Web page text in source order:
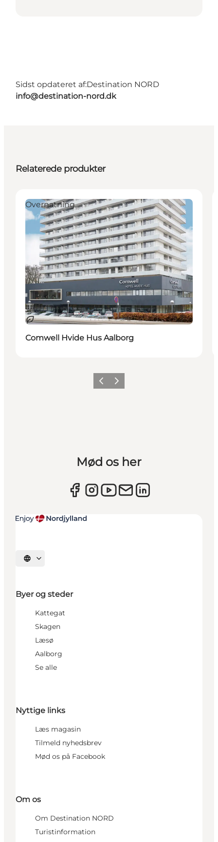
Sidst opdateret af:Destination NORD
info@destination-nord.dk
Relaterede produkter
Bæredygtige oplevelser
Overnatning
Comwell Hvide Hus Aalborg
ForrigeNæste
Mød os her
Vælg sprog
Byer og steder
Kattegat
Skagen
Læsø
Aalborg
Se alle
Nyttige links
Læs magasin
Tilmeld nyhedsbrev
Mød os på Facebook
Om os
Om Destination NORD
Turistinformation